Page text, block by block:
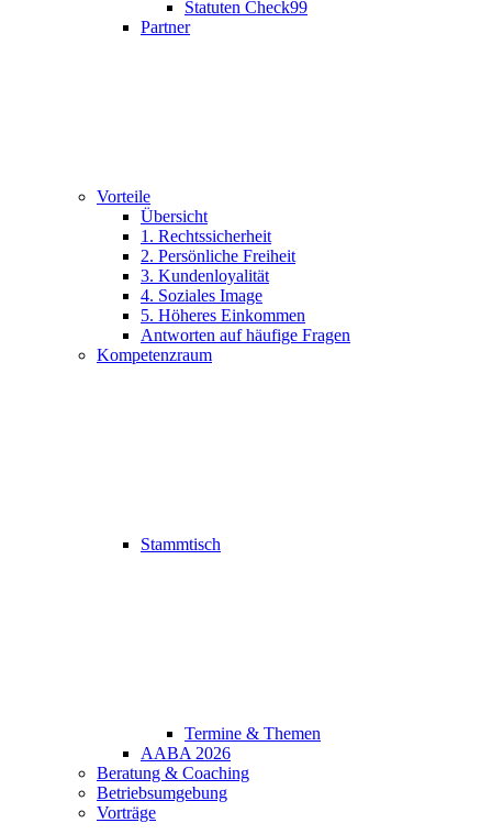
Statuten Check99
Partner
Vorteile
Übersicht
1. Rechtssicherheit
2. Persönliche Freiheit
3. Kundenloyalität
4. Soziales Image
5. Höheres Einkommen
Antworten auf häufige Fragen
Kompetenzraum
Stammtisch
Termine & Themen
AABA 2026
Beratung & Coaching
Betriebsumgebung
Vorträge